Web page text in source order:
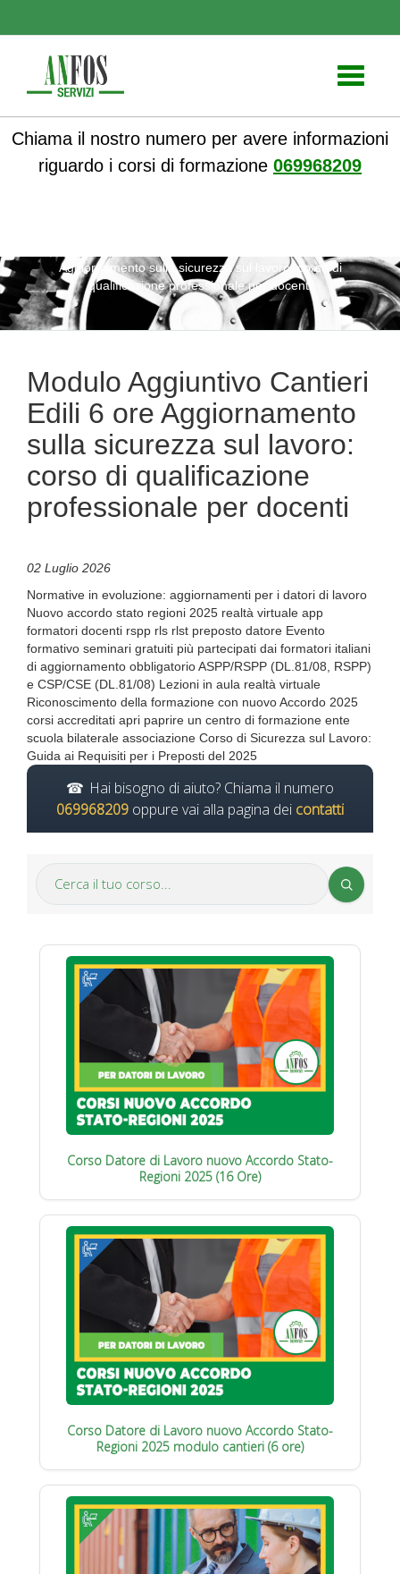
Toggle
Chiama il nostro numero per avere informazioni
riguardo i corsi di formazione 069968209
Aggiornamento sulla sicurezza sul lavoro: corso di
qualificazione professionale per docenti
Modulo Aggiuntivo Cantieri
Edili 6 ore Aggiornamento
sulla sicurezza sul lavoro:
corso di qualificazione
professionale per docenti
02 Luglio 2026
Normative in evoluzione: aggiornamenti per i datori di lavoro
Nuovo accordo stato regioni 2025 realtà virtuale app
formatori docenti rspp rls rlst preposto datore Evento
formativo seminari gratuiti più partecipati dai formatori italiani
di aggiornamento obbligatorio ASPP/RSPP (DL.81/08, RSPP)
e CSP/CSE (DL.81/08) Lezioni in aula realtà virtuale
Riconoscimento della formazione con nuovo Accordo 2025
corsi accreditati apri paprire un centro di formazione ente
scuola bilaterale associazione Corso di Sicurezza sul Lavoro:
Guida ai Requisiti per i Preposti del 2025
Hai bisogno di aiuto? Chiama il numero
069968209 oppure vai alla pagina dei contatti
Corso Datore di Lavoro nuovo Accordo Stato-
Regioni 2025 (16 Ore)
Corso Datore di Lavoro nuovo Accordo Stato-
Regioni 2025 modulo cantieri (6 ore)